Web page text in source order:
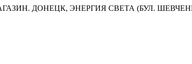
ДОНЕЦК, ЭНЕРГИЯ СВЕТА (БУЛ.